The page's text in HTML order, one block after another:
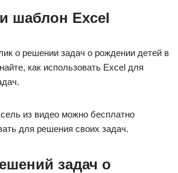
шаблон Excel
о решении задач о рождении детей в
как использовать Excel для
из видео можно бесплатно
для решения своих задач.
задач о